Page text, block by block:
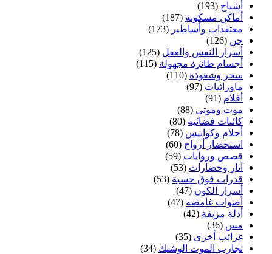
أشباح (193)
أماكن مسكونة (187)
معتقدات وأساطير (173)
جن (126)
أسرار النفس والعقل (125)
أجسام طائرة مجهولة (115)
سحر وشعوذة (110)
ماورائيات (97)
أفلام (91)
موت وموتى (88)
كائنات فضائية (80)
أحلام وكوابيس (78)
استحضار أرواح (60)
قصص وروايات (59)
آثار وحضارات (53)
قدرات فوق حسية (53)
أسرار الكون (47)
أصوات غامضة (47)
أدلة مزيفة (42)
مس (36)
غرائب أخرى (35)
تجارب الموت الوشيك (34)